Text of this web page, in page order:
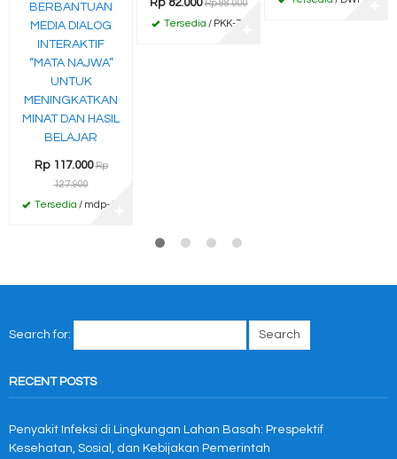
BERBANTUAN
MEDIA DIALOG
INTERAKTIF
“MATA NAJWA”
UNTUK
MENINGKATKAN
MINAT DAN HASIL
BELAJAR
Rp 117.000 Rp
127.900
Tersedia / mdp-46
Rp 88.000
Tersedia / PKK-70
Search for:
RECENT POSTS
Penyakit Infeksi di Lingkungan Lahan Basah: Prespektif
Kesehatan, Sosial, dan Kebijakan Pemerintah